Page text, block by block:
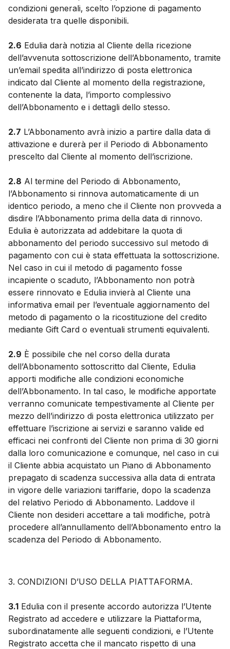
condizioni generali, scelto l’opzione di pagamento
desiderata tra quelle disponibili.
2.6 Edulia darà notizia al Cliente della ricezione
dell’avvenuta sottoscrizione dell’Abbonamento, tramite
un’email spedita all’indirizzo di posta elettronica
indicato dal Cliente al momento della registrazione,
contenente la data, l’importo complessivo
dell’Abbonamento e i dettagli dello stesso.
2.7 L’Abbonamento avrà inizio a partire dalla data di
attivazione e durerà per il Periodo di Abbonamento
prescelto dal Cliente al momento dell’iscrizione.
2.8 Al termine del Periodo di Abbonamento,
l’Abbonamento si rinnova automaticamente di un
identico periodo, a meno che il Cliente non provveda a
disdire l’Abbonamento prima della data di rinnovo.
Edulia è autorizzata ad addebitare la quota di
abbonamento del periodo successivo sul metodo di
pagamento con cui è stata effettuata la sottoscrizione.
Nel caso in cui il metodo di pagamento fosse
incapiente o scaduto, l’Abbonamento non potrà
essere rinnovato e Edulia invierà al Cliente una
informativa email per l’eventuale aggiornamento del
metodo di pagamento o la ricostituzione del credito
mediante Gift Card o eventuali strumenti equivalenti.
2.9 È possibile che nel corso della durata
dell’Abbonamento sottoscritto dal Cliente, Edulia
apporti modifiche alle condizioni economiche
dell’Abbonamento. In tal caso, le modifiche apportate
verranno comunicate tempestivamente al Cliente per
mezzo dell’indirizzo di posta elettronica utilizzato per
effettuare l’iscrizione ai servizi e saranno valide ed
efficaci nei confronti del Cliente non prima di 30 giorni
dalla loro comunicazione e comunque, nel caso in cui
il Cliente abbia acquistato un Piano di Abbonamento
prepagato di scadenza successiva alla data di entrata
in vigore delle variazioni tariffarie, dopo la scadenza
del relativo Periodo di Abbonamento. Laddove il
Cliente non desideri accettare a tali modifiche, potrà
procedere all’annullamento dell’Abbonamento entro la
scadenza del Periodo di Abbonamento.
3. CONDIZIONI D’USO DELLA PIATTAFORMA.
3.1 Edulia con il presente accordo autorizza l’Utente
Registrato ad accedere e utilizzare la Piattaforma,
subordinatamente alle seguenti condizioni, e l’Utente
Registrato accetta che il mancato rispetto di una